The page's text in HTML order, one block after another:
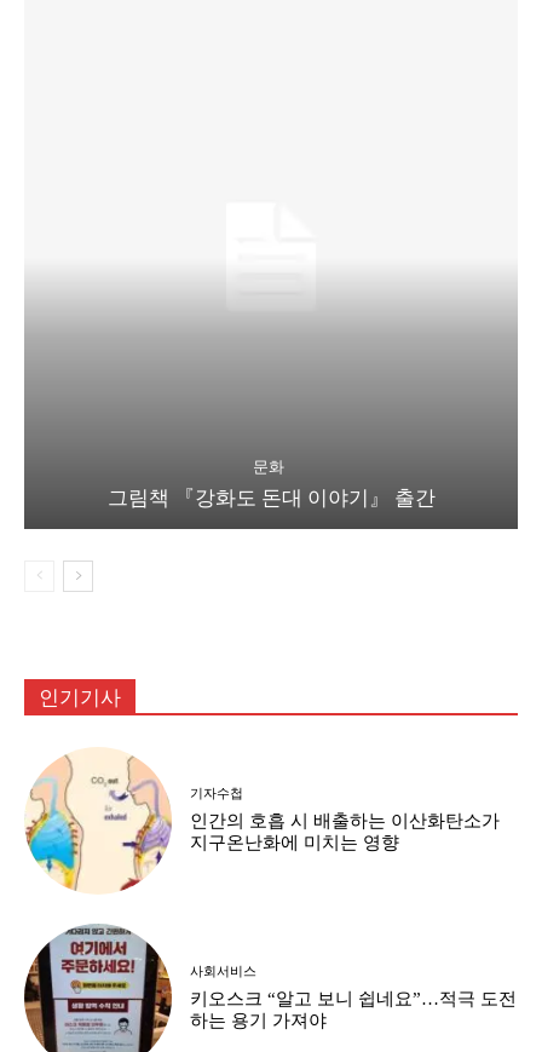
문화
그림책 『강화도 돈대 이야기』 출간
인기기사
기자수첩
인간의 호흡 시 배출하는 이산화탄소가
지구온난화에 미치는 영향
사회서비스
키오스크 “알고 보니 쉽네요”…적극 도전
하는 용기 가져야